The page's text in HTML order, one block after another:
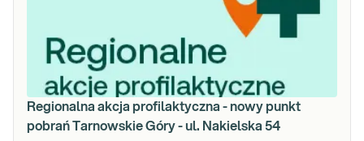
Regionalna akcja profilaktyczna - nowy punkt
pobrań Tarnowskie Góry - ul. Nakielska 54